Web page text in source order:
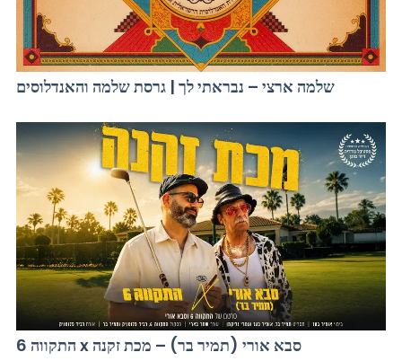
שלמה ארצי – נבראתי לך | גרסת שלמה והאנדלוסים
התקווה 6 x סבא אורי (תמיר בר) – מכת זקנה